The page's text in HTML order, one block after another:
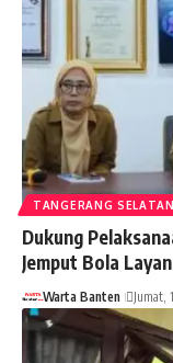
TANGERANG SELATAN
Dukung
Jemput Bola
Warta Banten Jumat,